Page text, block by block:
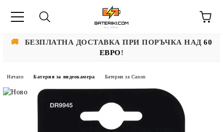
🚚 БЕЗПЛАТНА ДОСТАВКА ПРИ ПОРЪЧКА НАД60
ЕВРО!
Начало Батерия за видеокамера Батерии за Canon